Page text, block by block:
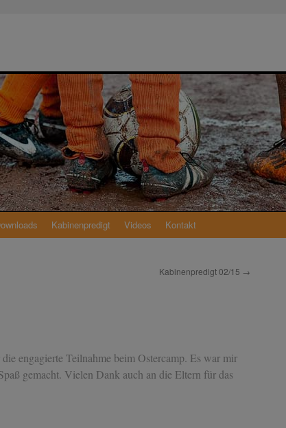
Kabinenpredigt Videos Kontakt
Kabinenpredigt 02/15 →
engagierte Teilnahme beim Ostercamp. Es war mir
gemacht. Vielen Dank auch an die Eltern für das